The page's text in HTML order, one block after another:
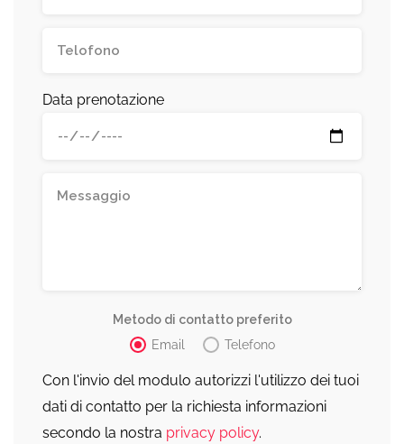
Data prenotazione
Metodo di contatto preferito
Email
Telefono
Con l'invio del modulo autorizzi l'utilizzo dei tuoi
dati di contatto per la richiesta informazioni
secondo la nostra privacy policy.